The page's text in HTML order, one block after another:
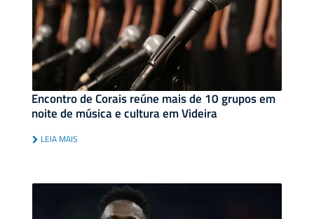
Encontro de Corais reúne mais de 10 grupos em
noite de música e cultura em Videira
LEIA MAIS